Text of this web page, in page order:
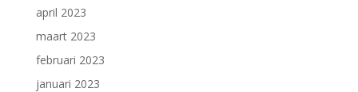
april 2023
maart 2023
februari 2023
januari 2023